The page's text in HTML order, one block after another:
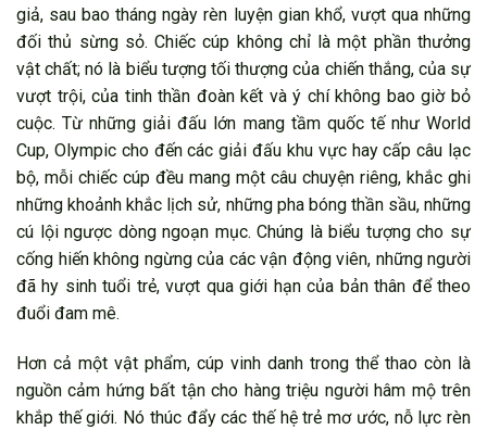
giả, sau bao tháng ngày rèn luyện gian khổ, vượt qua những
đối thủ sừng sỏ. Chiếc cúp không chỉ là một phần thưởng
vật chất; nó là biểu tượng tối thượng của chiến thắng, của sự
vượt trội, của tinh thần đoàn kết và ý chí không bao giờ bỏ
cuộc. Từ những giải đấu lớn mang tầm quốc tế như World
Cup, Olympic cho đến các giải đấu khu vực hay cấp câu lạc
bộ, mỗi chiếc cúp đều mang một câu chuyện riêng, khắc ghi
những khoảnh khắc lịch sử, những pha bóng thần sầu, những
cú lội ngược dòng ngoạn mục. Chúng là biểu tượng cho sự
cống hiến không ngừng của các vận động viên, những người
đã hy sinh tuổi trẻ, vượt qua giới hạn của bản thân để theo
đuổi đam mê.
Hơn cả một vật phẩm, cúp vinh danh trong thể thao còn là
nguồn cảm hứng bất tận cho hàng triệu người hâm mộ trên
khắp thế giới. Nó thúc đẩy các thế hệ trẻ mơ ước, nỗ lực rèn